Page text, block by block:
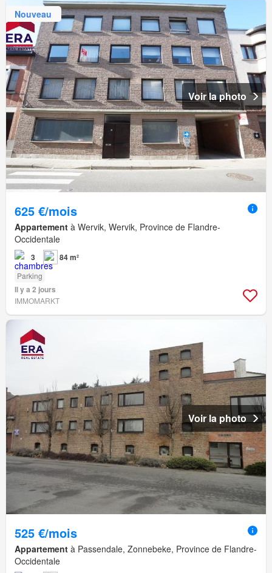
Nouveau
Voir la photo
625 €/mois
Appartement à Wervik, Wervik, Province de Flandre-
Occidentale
3 84 m²
Parking
Il y a 2 jours
IMMOMARKT
Voir la photo
525 €/mois
Appartement à Passendale, Zonnebeke, Province de Flandre-
Occidentale